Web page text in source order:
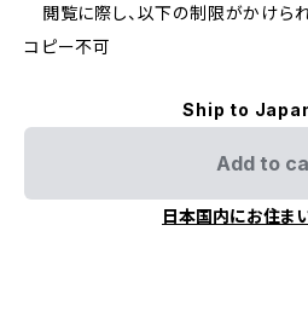
閲覧に際し、以下の制限がかけられ
コピー不可
Ship to
Add to
日本国内にお住ま